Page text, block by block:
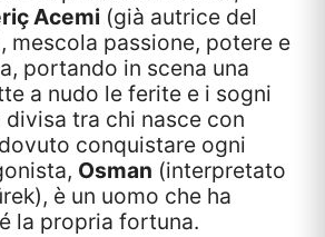
Acemi (già autrice del
mescola passione, potere e
portando in scena una
a nudo le ferite e i sogni
tra chi nasce con
conquistare ogni
Osman (interpretato
è un uomo che ha
la propria fortuna.